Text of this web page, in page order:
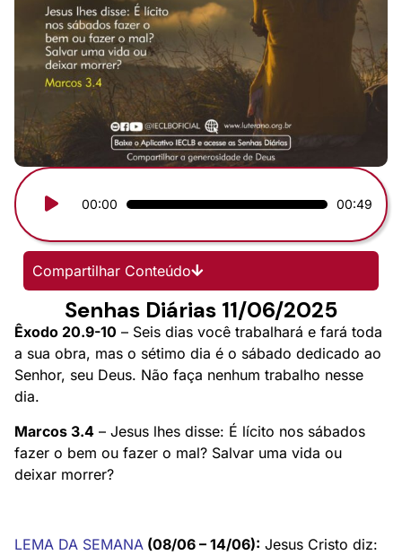
Tocador
de
áudio
00:00 00:49
Compartilhar Conteúdo
Senhas Diárias 11/06/2025
Êxodo 20.9-10 – Seis dias você trabalhará e fará toda
a sua obra, mas o sétimo dia é o sábado dedicado ao
Senhor, seu Deus. Não faça nenhum trabalho nesse
dia.
Marcos 3.4 – Jesus lhes disse: É lícito nos sábados
fazer o bem ou fazer o mal? Salvar uma vida ou
deixar morrer?
LEMA DA SEMANA (08/06 – 14/06): Jesus Cristo diz: